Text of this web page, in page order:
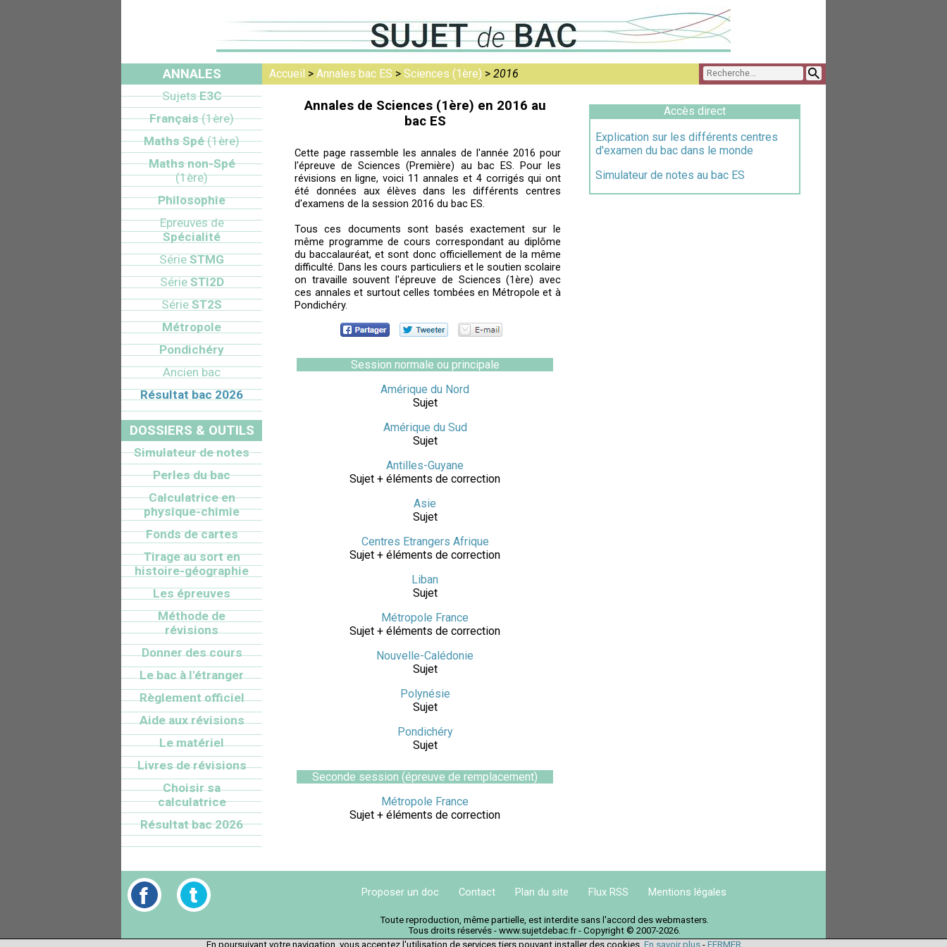
Accueil > Annales bac ES > Sciences (1ère) > 2016
Annales de Sciences (1ère) en 2016 au
bac ES
Cette page rassemble les annales de l'année 2016 pour
l'épreuve de Sciences (Première) au bac ES. Pour les
révisions en ligne, voici 11 annales et 4 corrigés qui ont
été données aux élèves dans les différents centres
d'examens de la session 2016 du bac ES.
Tous ces documents sont basés exactement sur le
même programme de cours correspondant au diplôme
du baccalauréat, et sont donc officiellement de la même
difficulté. Dans les cours particuliers et le soutien scolaire
on travaille souvent l'épreuve de Sciences (1ère) avec
ces annales et surtout celles tombées en Métropole et à
Pondichéry.
Session normale ou principale
Amérique du Nord
Sujet
Amérique du Sud
Sujet
Antilles-Guyane
Sujet + éléments de correction
Asie
Sujet
Centres Etrangers Afrique
Sujet + éléments de correction
Liban
Sujet
Métropole France
Sujet + éléments de correction
Nouvelle-Calédonie
Sujet
Polynésie
Sujet
Pondichéry
Sujet
Seconde session (épreuve de remplacement)
Métropole France
Sujet + éléments de correction
Accès direct
Explication sur les différents centres
d'examen du bac dans le monde
Simulateur de notes au bac ES
ANNALES
SujetsE3C
Français(1ère)
Maths Spé(1ère)
Maths non-Spé
(1ère)
Philosophie
Epreuves de
Spécialité
Série STMG
SérieSTI2D
Série ST2S
Métropole
Pondichéry
Ancien bac
Résultat bac 2026
DOSSIERS & OUTILS
Simulateur de notes
Perles du bac
Calculatrice en
physique-chimie
Fonds de cartes
Tirage au sort en
histoire-géographie
Les épreuves
Méthode de
révisions
Donner des cours
Le bac à l'étranger
Règlement officiel
Aide aux révisions
Le matériel
Livres de révisions
Choisir sa
calculatrice
Résultat bac 2026
Proposer un doc Contact Plan du site Flux RSS Mentions légales
Toute reproduction, même partielle, est interdite sans l'accord des webmasters.
Tous droits réservés - www.sujetdebac.fr - Copyright © 2007-2026.
En poursuivant votre navigation, vous acceptez l'utilisation de services tiers pouvant installer des cookies. En savoir plus- FERMER